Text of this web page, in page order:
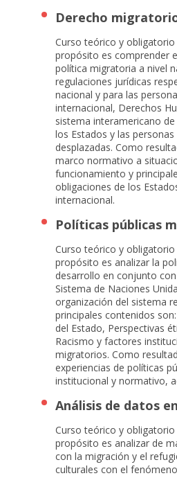
Derecho
Curso teórico y
propósito es comprender
política migratoria a nivel
regulaciones jurídicas
nacional y para las
internacional, Derechos
sistema interamericano
los Estados y las
desplazadas. Como
marco normativo a
funcionamiento y
obligaciones de los
internacional.
Políticas públicas
Curso teórico y
propósito es analizar la
desarrollo en conjunto
Sistema de Naciones
organización del sistema
principales contenidos
del Estado, Perspectivas
Racismo y factores
migratorios. Como
experiencias de políticas
institucional y normativo,
Análisis de datos
Curso teórico y
propósito es analizar de
con la migración y el
culturales con el